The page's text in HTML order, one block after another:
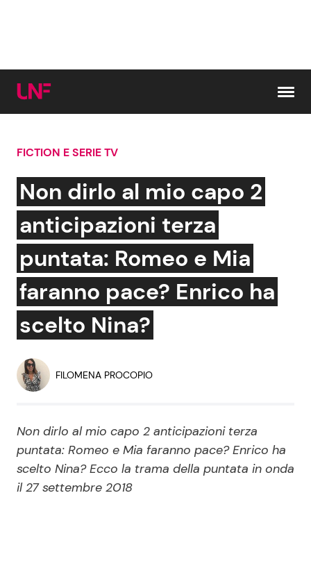
Cerca:
News e Cronaca
Attualità Italiana
Dal Mondo
Economia
Persone Scomparse
Gossip e TV
Bellezze VIP
Coppie VIP
Soap Opera
ShowBiz
FICTION E SERIE TV
Non dirlo al mio capo 2
anticipazioni terza
puntata: Romeo e Mia
faranno pace? Enrico ha
scelto Nina?
FILOMENA PROCOPIO
Non dirlo al mio capo 2 anticipazioni terza
puntata: Romeo e Mia faranno pace? Enrico ha
scelto Nina? Ecco la trama della puntata in onda
il 27 settembre 2018